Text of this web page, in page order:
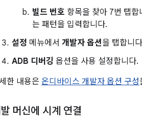
빌드 번호 항목을 찾아 7번 탭
는 패턴을 입력합니다.
설정 메뉴에서 개발자 옵션을 탭합니
ADB 디버깅 옵션을 사용 설정합니다.
한 내용은 온디바이스 개발자 옵션 구성
머신에 시계 연결